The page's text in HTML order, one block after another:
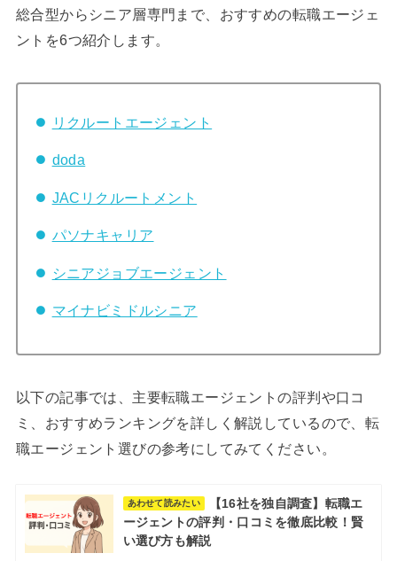
総合型からシニア層専門まで、おすすめの転職エージェ
ントを6つ紹介します。
リクルートエージェント
doda
JACリクルートメント
パソナキャリア
シニアジョブエージェント
マイナビミドルシニア
以下の記事では、主要転職エージェントの評判や口コ
ミ、おすすめランキングを詳しく解説しているので、転
職エージェント選びの参考にしてみてください。
あわせて読みたい
【16社を独自調査】転職エ
ージェントの評判・口コミを徹底比較！賢
い選び方も解説